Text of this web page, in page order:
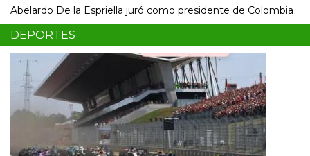
Abelardo De la Espriella juró como presidente de Colombia
DEPORTES